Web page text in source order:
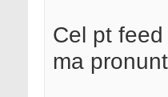
Cel pt
ma